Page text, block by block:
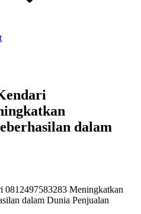
dalam
0812497583283 Meningkatkan
dalam Dunia Penjualan